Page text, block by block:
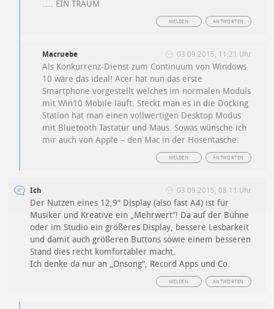
…. EIN TRAUM
ANTWORTEN
MELDEN
Macruebe 03.09.2015, 11:21 Uhr
Als Konkurrenz-Dienst zum Continuum von Windows
10 wäre das ideal! Acer hat nun das erste
Smartphone vorgestellt welches im normalen Moduls
mit Win10 Mobile läuft. Steckt man es in die Docking
Station hat man einen vollwertigen Desktop Modus
mit Bluetooth Tastatur und Maus. Sowas wünsche ich
mir auch von Apple – den Mac in der Hosentasche.
ANTWORTEN
MELDEN
Ich 03.09.2015, 08:11 Uhr
Der Nutzen eines 12,9″ Display (also fast A4) ist für
Musiker und Kreative ein „Mehrwert“! Da auf der Bühne
oder im Studio ein größeres Display, bessere Lesbarkeit
und damit auch größeren Buttons sowie einem besseren
Stand dies recht komfortabler macht.
Ich denke da nur an „Onsong“, Record Apps und Co.
ANTWORTEN
MELDEN